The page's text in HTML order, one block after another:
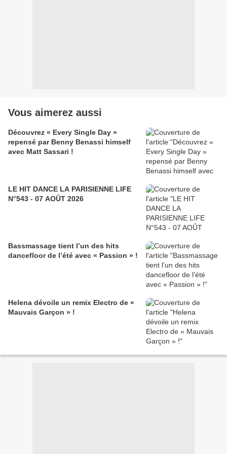
Vous aimerez aussi
Découvrez « Every Single Day »
repensé par Benny Benassi himself
avec Matt Sassari !
LE HIT DANCE LA PARISIENNE LIFE
N°543 - 07 AOÛT 2026
Bassmassage tient l’un des hits
dancefloor de l’été avec « Passion » !
Helena dévoile un remix Electro de «
Mauvais Garçon » !